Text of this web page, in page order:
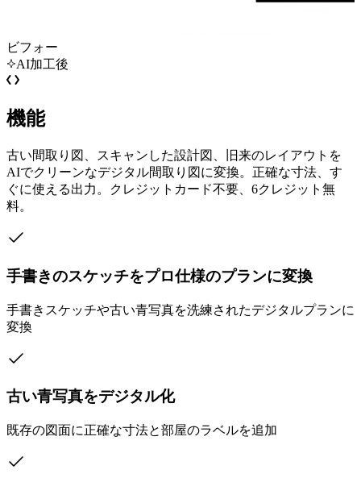
ビフォー
AI加工後
機能
古い間取り図、スキャンした設計図、旧来のレイアウトを
AIでクリーンなデジタル間取り図に変換。正確な寸法、す
ぐに使える出力。クレジットカード不要、6クレジット無
料。
手書きのスケッチをプロ仕様のプランに変換
手書きスケッチや古い青写真を洗練されたデジタルプランに
変換
古い青写真をデジタル化
既存の図面に正確な寸法と部屋のラベルを追加